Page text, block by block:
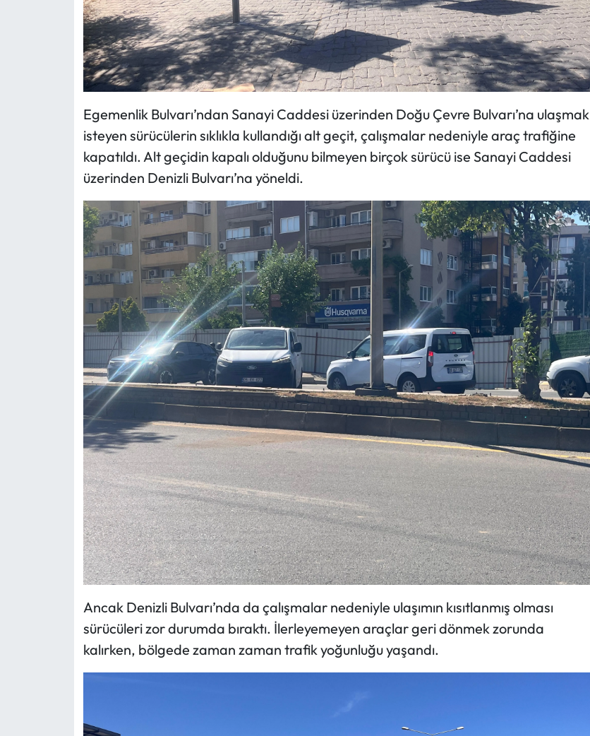
Egemenlik Bulvarı’ndan Sanayi Caddesi üzerinden Doğu Çevre Bulvarı’na ulaşmak
isteyen sürücülerin sıklıkla kullandığı alt geçit, çalışmalar nedeniyle araç trafiğine
kapatıldı. Alt geçidin kapalı olduğunu bilmeyen birçok sürücü ise Sanayi Caddesi
üzerinden Denizli Bulvarı’na yöneldi.
Ancak Denizli Bulvarı’nda da çalışmalar nedeniyle ulaşımın kısıtlanmış olması
sürücüleri zor durumda bıraktı. İlerleyemeyen araçlar geri dönmek zorunda
kalırken, bölgede zaman zaman trafik yoğunluğu yaşandı.